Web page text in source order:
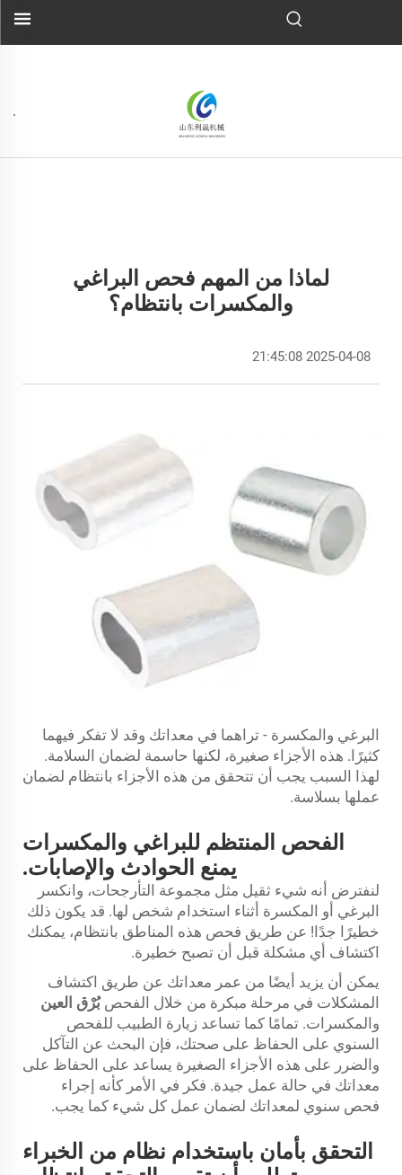
لماذا من المهم فحص البراغي
والمكسرات بانتظام؟
2025-04-08 21:45:08
البرغي والمكسرة - تراهما في معداتك وقد لا تفكر فيهما
كثيرًا. هذه الأجزاء صغيرة، لكنها حاسمة لضمان السلامة.
لهذا السبب يجب أن تتحقق من هذه الأجزاء بانتظام لضمان
عملها بسلاسة.
الفحص المنتظم للبراغي والمكسرات
يمنع الحوادث والإصابات.
لنفترض أنه شيء ثقيل مثل مجموعة التأرجحات، وانكسر
البرغي أو المكسرة أثناء استخدام شخص لها. قد يكون ذلك
خطيرًا جدًا! عن طريق فحص هذه المناطق بانتظام، يمكنك
اكتشاف أي مشكلة قبل أن تصبح خطيرة.
يمكن أن يزيد أيضًا من عمر معداتك عن طريق اكتشاف
المشكلات في مرحلة مبكرة من خلال الفحصبُرْق العين
والمكسرات. تمامًا كما تساعد زيارة الطبيب للفحص
السنوي على الحفاظ على صحتك، فإن البحث عن التآكل
والضرر على هذه الأجزاء الصغيرة يساعد على الحفاظ على
معداتك في حالة عمل جيدة. فكر في الأمر كأنه إجراء
فحص سنوي لمعداتك لضمان عمل كل شيء كما يجب.
التحقق بأمان باستخدام نظام من الخبراء